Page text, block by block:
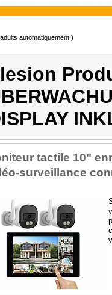
automatiquement.)
tac­tile 10"
sur­veillance